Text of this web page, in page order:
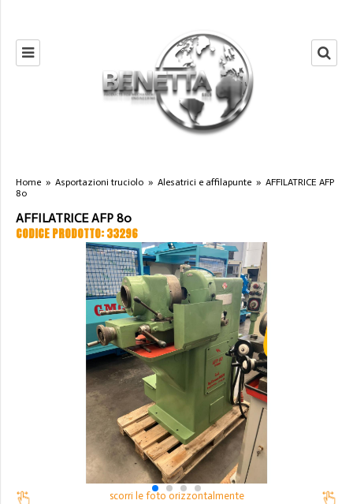
Home » Asportazioni truciolo » Alesatrici e affilapunte » AFFILATRICE AFP
80
AFFILATRICE AFP 80
CODICE PRODOTTO: 33296
scorri le foto orizzontalmente